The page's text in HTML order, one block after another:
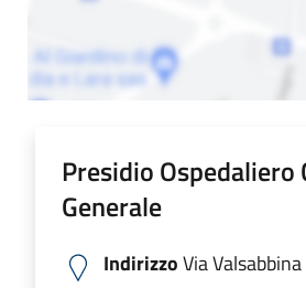
Presidio Ospedaliero
Generale
IndirizzoVia Valsabbina